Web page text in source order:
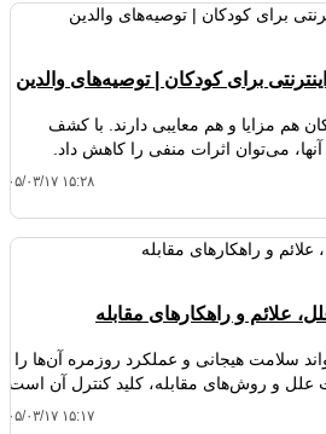
برای کودکان | توصیه‌های والدین
هم مزایا و هم معایبی دارند. با کشف
می‌توان اثرات منفی را کاهش داد.
۱۴۰۵/۰۳/۱۷
علائم و راهکارهای مقابله
سلامت هیجانی و عملکرد روزمره آن‌ها را
علل و روش‌های مقابله، کلید کنترل آن است.
۱۴۰۵/۰۳/۱۷